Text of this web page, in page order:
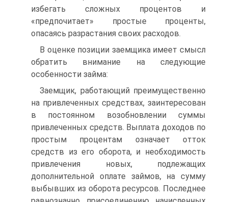
избегать сложных процентов и
«предпочитает» простые проценты,
опасаясь разрастания своих расходов.
В оценке позиции заемщика имеет смысл
обратить внимание на следующие
особенности займа:
Заемщик, работающий преимущественно
на привлеченных средствах, заинтересован
в постоянном возобновлении суммы
привлеченных средств. Выплата доходов по
простым процентам означает отток
средств из его оборота, и необходимость
привлечения новых, подлежащих
дополнительной оплате займов, на сумму
выбывших из оборота ресурсов. Последнее